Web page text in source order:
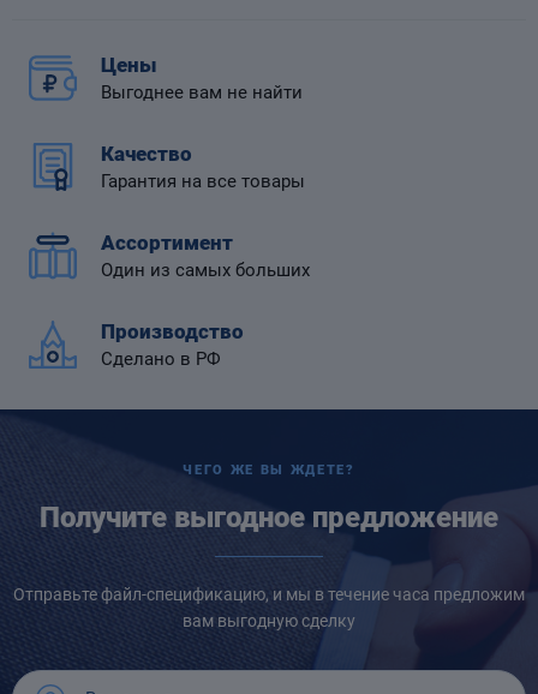
Цены
Выгоднее вам не найти
Качество
Гарантия на все товары
Ассортимент
Один из самых больших
Производство
Сделано в РФ
ЧЕГО ЖЕ ВЫ ЖДЕТЕ?
Получите выгодное предложение
Отправьте файл-спецификацию, и мы в течение часа предложим
вам выгодную сделку
Компенсаторы